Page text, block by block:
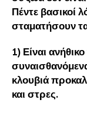
Πέντε βασικοί
σταματήσουν
1) Είναι
κλουβιά
και στρες.